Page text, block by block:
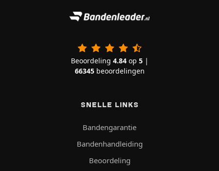
Beoordeling 4.84op 5|
66345beoordelingen
SNELLE LINKS
Bandengarantie
Bandenhandleiding
Beoordeling